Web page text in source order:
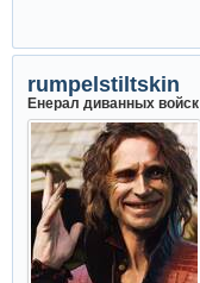
rumpelstiltskin
Енерал диванных войск